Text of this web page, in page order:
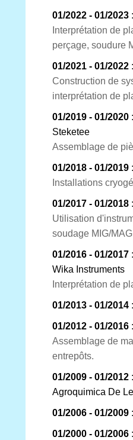
01/2022 - 01/2023
Interprétation de
perçage, soudure
01/2021 - 01/2022
Construction de
interprétation de
01/2019 - 01/2020
Steketee
Assemblage de
01/2018 - 01/2019
Installations
01/2017 - 01/2018
Utilisation
soudage MIG/
01/2016 - 01/2017
Wika Instruments
Interprétation de
01/2013 - 01/2014
01/2012 - 01/2016
Assemblage de
entrepôts.
01/2009 - 01/2012
Agroquimica De
01/2006 - 01/2009
01/2000 - 01/2006